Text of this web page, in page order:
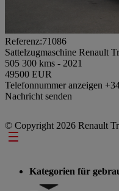
Referenz:71086
Sattelzugmaschine Renault
505 300 kms - 2021
49500 EUR
Telefonnummer anzeigen
Nachricht senden
© Copyright 2026 Renault
Footer
Kategorien für